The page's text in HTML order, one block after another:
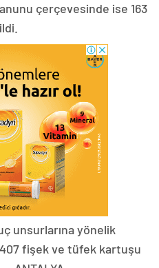
çerçevesinde ise 163
unsurlarına yönelik
fişek ve tüfek kartuşu